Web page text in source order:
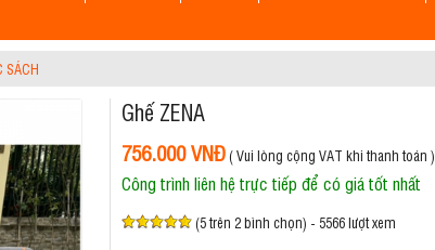
SÁCH
Ghế ZENA
756.000 VNĐ( Vui lòng cộng VAT khi thanh toán )
Công trình liên hệ trực tiếp để có giá tốt nhất
(5 trên 2 bình chọn) - 5566 lượt xem